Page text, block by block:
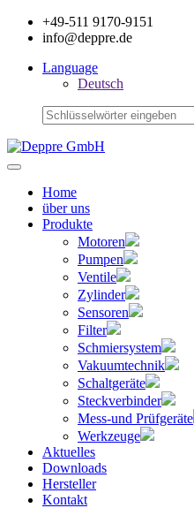
+49-511 9170-9151
info@deppre.de
Language
Deutsch
Home
über uns
Produkte
Motoren
Pumpen
Ventile
Zylinder
Sensoren
Filter
Schmiersystem
Vakuumtechnik
Schaltgeräte
Steckverbinder
Mess-und Prüfgeräte
Werkzeuge
Aktuelles
Downloads
Hersteller
Kontakt